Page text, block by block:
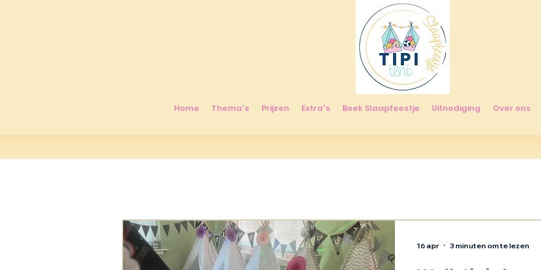
Home Thema's Prijzen Extra's Boek Slaapfeestje Uitnodiging Over ons
16 apr 3 minuten om te lezen